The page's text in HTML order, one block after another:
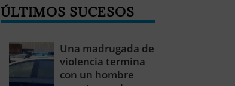
ÚLTIMOS SUCESOS
Una madrugada de
violencia termina
con un hombre